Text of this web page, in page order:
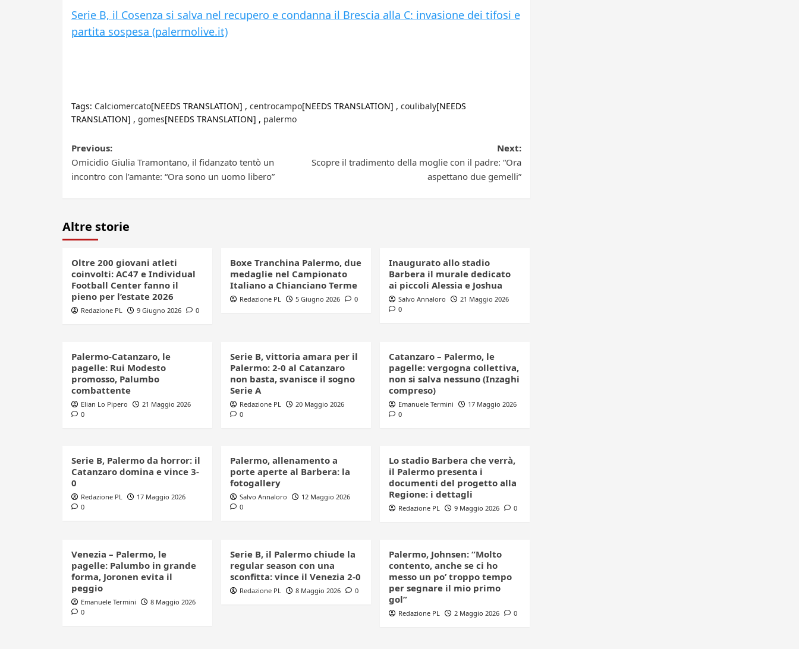
Serie B, il Cosenza si salva nel recupero e condanna il Brescia alla C: invasione dei tifosi e
partita sospesa (palermolive.it)
Tags: Calciomercato[NEEDS TRANSLATION] , centrocampo[NEEDS TRANSLATION] , coulibaly[NEEDS
TRANSLATION] , gomes[NEEDS TRANSLATION] , palermo
Post
navigation
Previous:
Omicidio Giulia Tramontano, il fidanzato tentò un
incontro con l’amante: “Ora sono un uomo libero”
Next:
Scopre il tradimento della moglie con il padre: “Ora
aspettano due gemelli”
Altre storie
Oltre 200 giovani atleti
coinvolti: AC47 e Individual
Football Center fanno il
pieno per l’estate 2026
Redazione PL 9 Giugno 2026 0
Boxe Tranchina Palermo, due
medaglie nel Campionato
Italiano a Chianciano Terme
Redazione PL 5 Giugno 2026 0
Inaugurato allo stadio
Barbera il murale dedicato
ai piccoli Alessia e Joshua
Salvo Annaloro
21 Maggio 2026
0
Palermo-Catanzaro, le
pagelle: Rui Modesto
promosso, Palumbo
combattente
Elian Lo Pipero
21 Maggio 2026
0
Serie B, vittoria amara per il
Palermo: 2-0 al Catanzaro
non basta, svanisce il sogno
Serie A
Redazione PL
20 Maggio 2026
0
Catanzaro – Palermo, le
pagelle: vergogna collettiva,
non si salva nessuno (Inzaghi
compreso)
Emanuele Termini
17 Maggio 2026
0
Serie B, Palermo da horror: il
Catanzaro domina e vince 3-
0
Redazione PL
17 Maggio 2026
0
Palermo, allenamento a
porte aperte al Barbera: la
fotogallery
Salvo Annaloro
12 Maggio 2026
0
Lo stadio Barbera che verrà,
il Palermo presenta i
documenti del progetto alla
Regione: i dettagli
Redazione PL 9 Maggio 2026 0
Venezia – Palermo, le
pagelle: Palumbo in grande
forma, Joronen evita il
peggio
Emanuele Termini
8 Maggio 2026
0
Serie B, il Palermo chiude la
regular season con una
sconfitta: vince il Venezia 2-0
Redazione PL 8 Maggio 2026 0
Palermo, Johnsen: “Molto
contento, anche se ci ho
messo un po’ troppo tempo
per segnare il mio primo
gol”
Redazione PL 2 Maggio 2026 0